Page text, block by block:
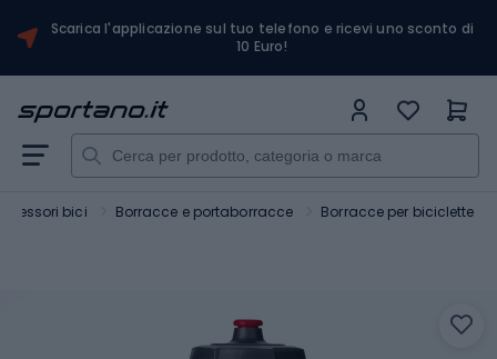
Scarica l'applicazione sul tuo telefono e ricevi uno sconto di
10 Euro!
bici Borracce e portaborracce Borracce per biciclette